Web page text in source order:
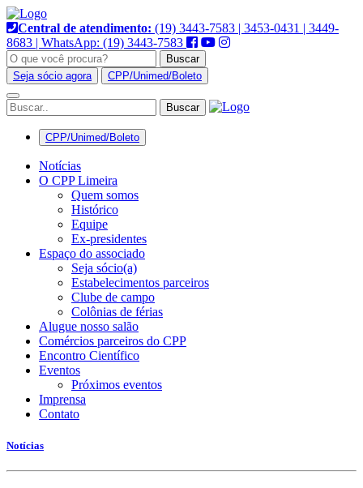
Pular
para
o
conteúdo
Central de atendimento: (19) 3443-7583 | 3453-0431 | 3449-
8683 | WhatsApp: (19) 3443-7583
Buscar
Seja sócio agora
CPP/Unimed/Boleto
Alternar
navegação
CPP/Unimed/Boleto
Notícias
O CPP Limeira
Quem somos
Histórico
Equipe
Ex-presidentes
Espaço do associado
Seja sócio(a)
Estabelecimentos parceiros
Clube de campo
Colônias de férias
Alugue nosso salão
Comércios parceiros do CPP
Encontro Científico
Eventos
Próximos eventos
Imprensa
Contato
Notícias